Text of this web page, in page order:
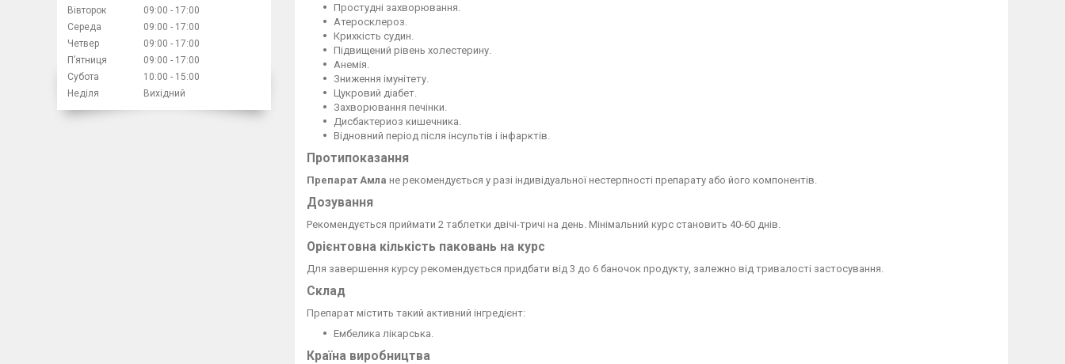
Простудні захворювання.
Атеросклероз.
Крихкість судин.
Підвищений рівень холестерину.
Анемія.
Зниження імунітету.
Цукровий діабет.
Захворювання печінки.
Дисбактериоз кишечника.
Відновний період після інсультів і інфарктів.
Протипоказання
Препарат Амла не рекомендується у разі індивідуальної нестерпності препарату або його компонентів.
Дозування
Рекомендується приймати 2 таблетки двічі-тричі на день. Мінімальний курс становить 40-60 днів.
Орієнтовна кількість паковань на курс
Для завершення курсу рекомендується придбати від 3 до 6 баночок продукту, залежно від тривалості застосування.
Склад
Препарат містить такий активний інгредієнт:
Ембелика лікарська.
Країна виробництва
Вівторок
09:00
17:00
Середа
09:00
17:00
Четвер
09:00
17:00
Пʼятниця
09:00
17:00
Субота
10:00
15:00
Неділя
Вихідний